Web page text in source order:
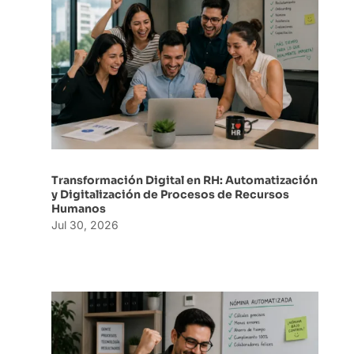
Transformación Digital en RH: Automatización
y Digitalización de Procesos de Recursos
Humanos
Jul 30, 2026